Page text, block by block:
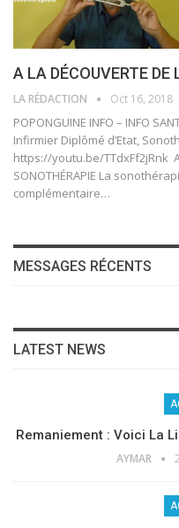
A LA DÉCOUVERTE
LA RÉDACTION Oct 16, 2018
POPONGUINE INFO – INFO
Infirmier Diplômé d’Etat,
https://youtu.be/TTdxFf2jRnk A
SONOTHÉRAPIE La
complémentaire…
MESSAGES RÉCENTS
LATEST NEWS
Remaniement : Voici La
AYMAR